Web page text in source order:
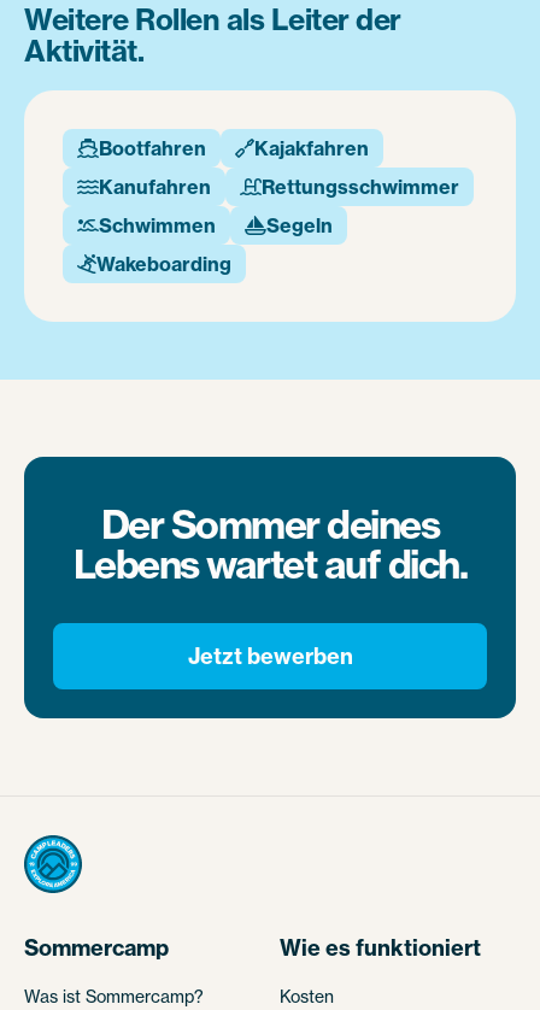
Weitere Rollen als Leiter der
Aktivität.
Bootfahren Kajakfahren
Kanufahren Rettungsschwimmer
Schwimmen Segeln
Wakeboarding
Der Sommer deines
Lebens wartet auf dich.
Jetzt bewerben
Sommercamp
Was ist Sommercamp?
Wie es funktioniert
Kosten